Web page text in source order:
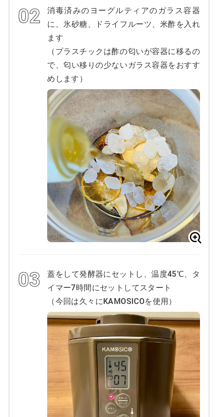
消毒済みのヨーグルティアのガラス容器
に、氷砂糖、ドライフルーツ、米酢を入れ
ます
（プラスチックは酢の匂いが容器に移るの
で、匂い移りの少ないガラス容器をおすす
めします）
蓋をして発酵器にセットし、温度45℃、タ
イマー7時間にセットしてスタート
（今回は久々にKAMOSICOを使用）